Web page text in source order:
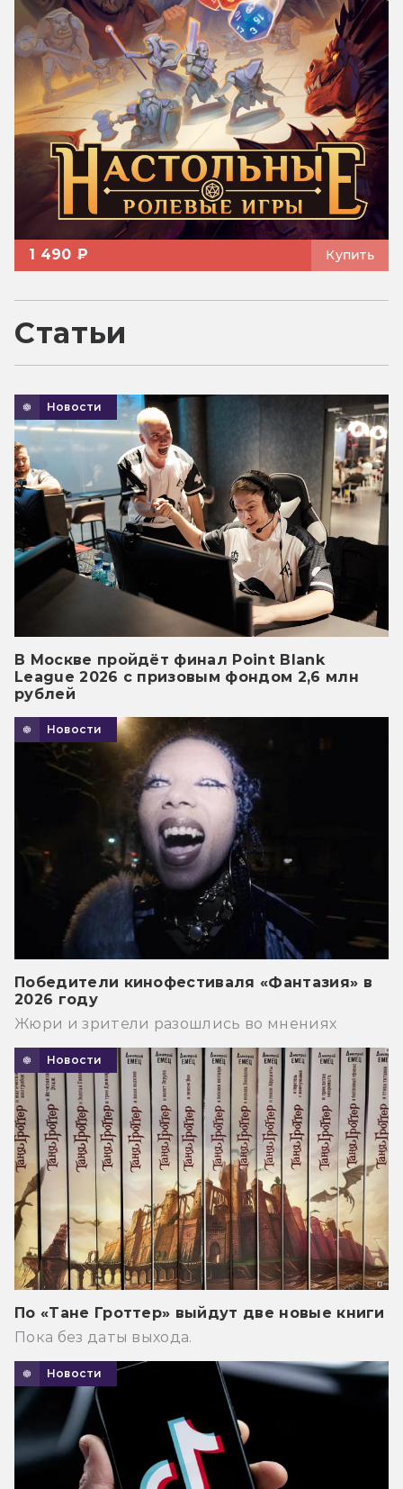
1 490 ₽ Купить
Статьи
Новости
В Москве пройдёт финал Point Blank
League 2026 с призовым фондом 2,6 млн
рублей
Новости
Победители кинофестиваля «Фантазия» в
2026 году
Жюри и зрители разошлись во мнениях
Новости
По «Тане Гроттер» выйдут две новые книги
Пока без даты выхода.
Новости